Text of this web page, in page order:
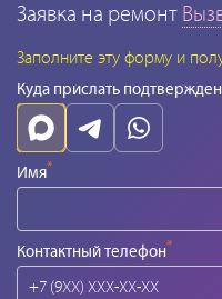
Заявка на ремонт
Заполните эту форму и
Куда прислать
Имя*
Контактный телефон*